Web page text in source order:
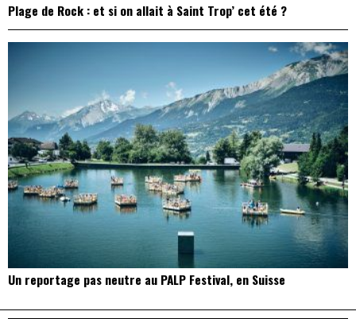
Plage de Rock : et si on allait à Saint Trop’ cet été ?
Un reportage pas neutre au PALP Festival, en Suisse